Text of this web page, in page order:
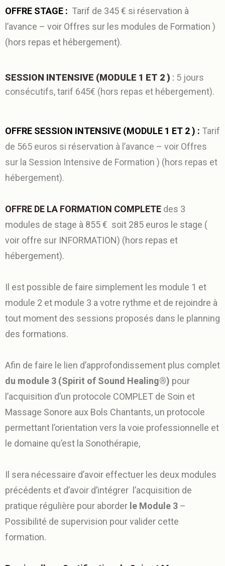
OFFRE STAGE : Tarif de 345 € si réservation à
l’avance – voir Offres sur les modules de Formation )
(hors repas et hébergement).
SESSION INTENSIVE (MODULE 1 ET 2 ) : 5 jours
consécutifs, tarif 645€ (hors repas et hébergement).
OFFRE SESSION INTENSIVE (MODULE 1 ET 2 ) : Tarif
de 565 euros si réservation à l’avance – voir Offres
sur la Session Intensive de Formation ) (hors repas et
hébergement).
OFFRE DE LA FORMATION COMPLETE des 3
modules de stage à 855 € soit 285 euros le stage (
voir offre sur INFORMATION) (hors repas et
hébergement).
Il est possible de faire simplement les module 1 et
module 2 et module 3 a votre rythme et de rejoindre à
tout moment des sessions proposés dans le planning
des formations.
Afin de faire le lien d’approfondissement plus complet
du module 3 (Spirit of Sound Healing®) pour
l’acquisition d’un protocole COMPLET de Soin et
Massage Sonore aux Bols Chantants, un protocole
permettant l’orientation vers la voie professionnelle et
le domaine qu’est la Sonothérapie,
Il sera nécessaire d’avoir effectuer les deux modules
précédents et d’avoir d’intégrer l’acquisition de
pratique régulière pour aborder le Module 3 –
Possibilité de supervision pour valider cette
formation.